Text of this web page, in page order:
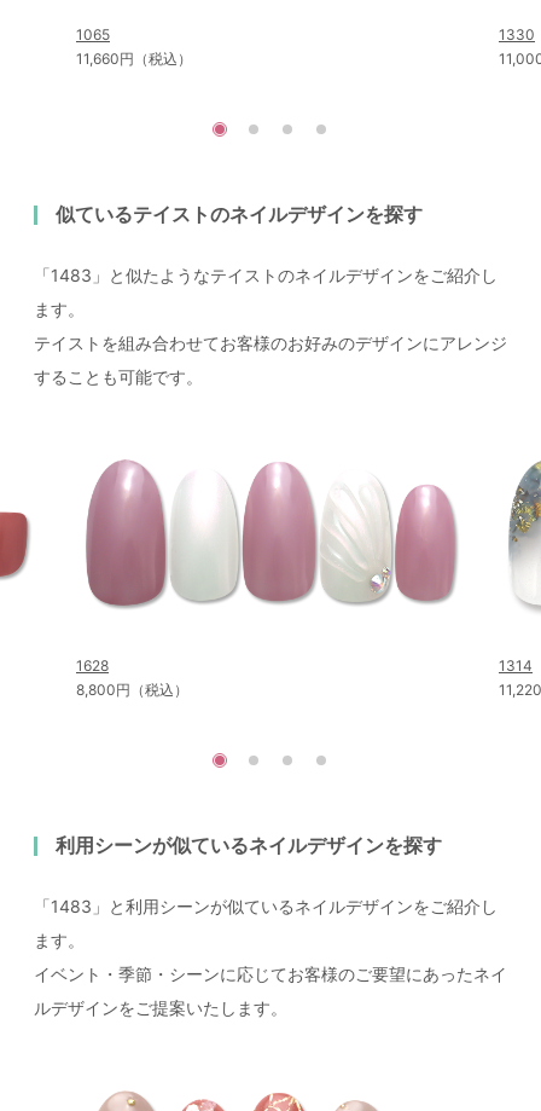
1065
11,660円（税込）
1330
似ているテイストのネイルデザインを探す
「1483」と似たようなテイストのネイルデザインをご紹介し
ます。
テイストを組み合わせてお客様のお好みのデザインにアレンジ
することも可能です。
1628
8,800円（税込）
1314
利用シーンが似ているネイルデザインを探す
「1483」と利用シーンが似ているネイルデザインをご紹介し
ます。
イベント・季節・シーンに応じてお客様のご要望にあったネイ
ルデザインをご提案いたします。